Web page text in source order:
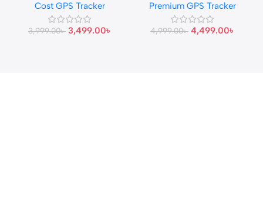
Cost GPS Tracker
3,999.00৳ 3,499.00৳
Premium GPS Tracker
4,999.00৳ 4,499.00৳